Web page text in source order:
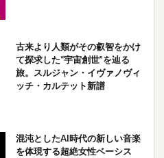
古来より人類がその叡智をかけ
て探求した“宇宙創世”を辿る
旅。スルジャン・イヴァノヴィ
ッチ・カルテット新譜
混沌としたAI時代の新しい音楽
を体現する超絶女性ベーシス